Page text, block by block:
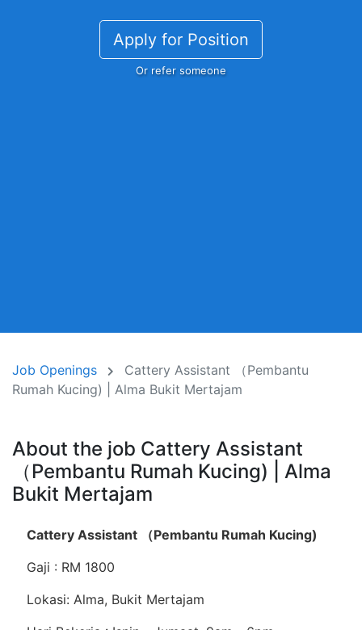
Apply for Position
Or refer someone
Job Openings
Cattery Assistant （Pembantu
Rumah Kucing) | Alma Bukit Mertajam
About the job Cattery Assistant
（Pembantu Rumah Kucing) | Alma
Bukit Mertajam
Cattery Assistant （Pembantu Rumah Kucing)
Gaji : RM 1800
Lokasi: Alma, Bukit Mertajam